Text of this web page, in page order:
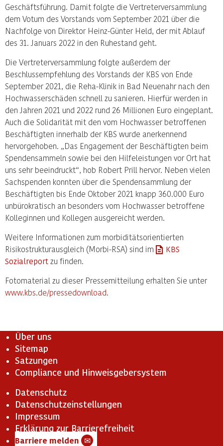
Geschäftsführung. Damit folgte die Vertreterversammlung
dem Votum des Vorstands vom September 2021 über die
Nachfolge von Direktor Heinz-Günter Held, der mit Ablauf
des 31. Januars 2022 in den Ruhestand geht.
Die Vertreterversammlung folgte außerdem der
Beschlussempfehlung des Vorstands der KBS von Ende
September 2021, die Reha-Klinik in Bad Neuenahr nach den
Hochwasserschäden schnell zu sanieren. Hierfür werden in
den Jahren 2021 und 2022 rund 26 Millionen Euro eingeplant.
Auch die Solidarität mit den vom Hochwasser betroffenen
Beschäftigten innerhalb der KBS wurde anerkennend
hervorgehoben. „Das Engagement der Beschäftigten beim
Spendensammeln sowie bei den Hilfeleistungen vor Ort hat
uns sehr beeindruckt“, hob Robert Prill hervor. Neben vielen
Sachspenden konnten über die Spendensammlung der
Beschäftigten bis Ende Oktober 2021 knapp 360.000 Euro
unbürokratisch an besonders vom Hochwasser betroffene
Kolleginnen und Kollegen ausgereicht werden.
Weitere Informationen zum morbiditätsorientierten
Risikostrukturausgleich (Morbi-RSA) sind im
KBS
Sozialreport zu finden.
Fotomaterial zu dieser Pressemitteilung erhalten Sie unter
www.kbs.de/pressedownload.
Über uns
Sitemap
Satzungen
Compliance und Hinweisgebersystem
Datenschutz
Datenschutzeinstellungen
Impressum
Erklärung zur Barrierefreiheit
Barriere melden ✉